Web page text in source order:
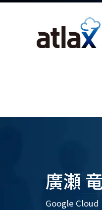
廣瀬
Google Cloud